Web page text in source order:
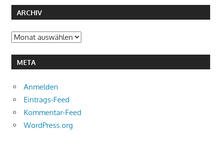
ARCHIV
Archiv
META
Anmelden
Eintrags-Feed
Kommentar-Feed
WordPress.org